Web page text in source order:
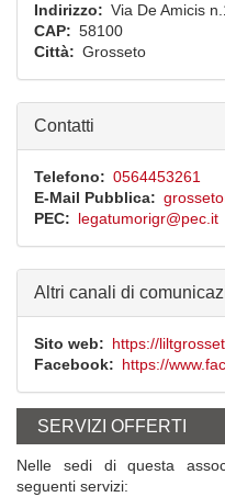
Indirizzo
Via De Amicis
CAP
58100
Città
Grosseto
Contatti
Telefono
0564453261
E-Mail Pubblica
PEC
legatumorigr@pec.it
Altri canali di
Sito web
https://
Facebook
https://
SERVIZI OFFERTI
Nelle sedi di questa
seguenti servizi: